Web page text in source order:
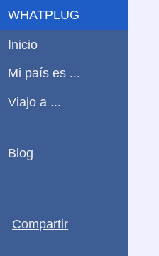
WHATPLUG
Inicio
Mi país es ...
Viajo a ...
Blog
Compartir